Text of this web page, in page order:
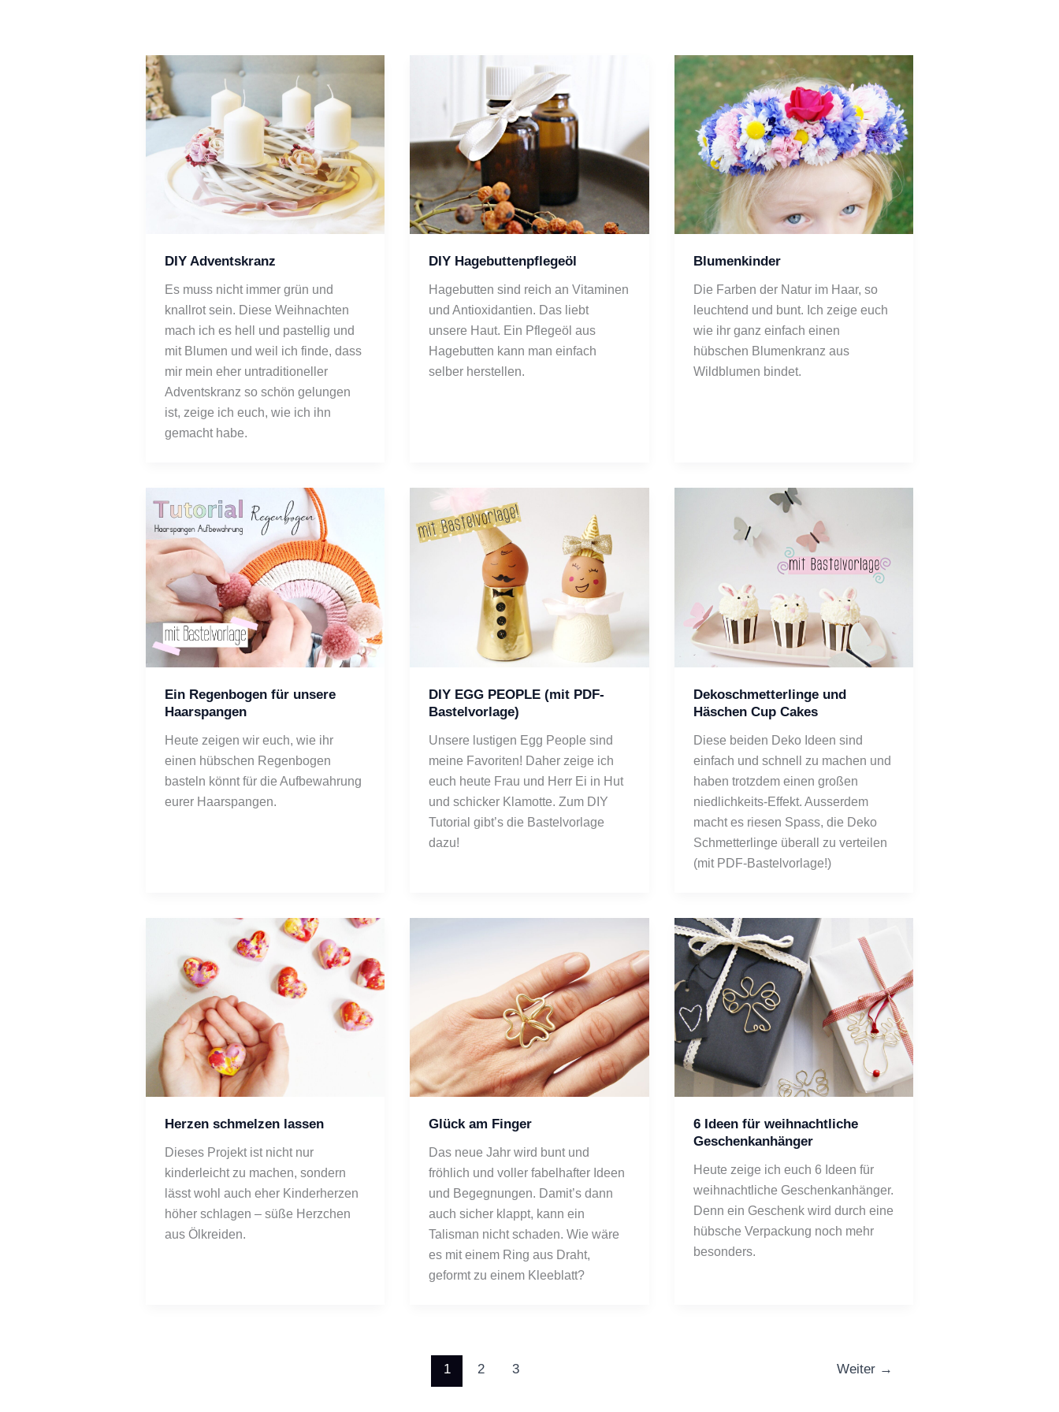
DIY Adventskranz
Es muss nicht immer grün und
knallrot sein. Diese Weihnachten
mach ich es hell und pastellig und
mit Blumen und weil ich finde, dass
mir mein eher untraditioneller
Adventskranz so schön gelungen
ist, zeige ich euch, wie ich ihn
gemacht habe.
DIY Hagebuttenpflegeöl
Hagebutten sind reich an Vitaminen
und Antioxidantien. Das liebt
unsere Haut. Ein Pflegeöl aus
Hagebutten kann man einfach
selber herstellen.
Blumenkinder
Die Farben der Natur im Haar, so
leuchtend und bunt. Ich zeige euch
wie ihr ganz einfach einen
hübschen Blumenkranz aus
Wildblumen bindet.
Ein Regenbogen für unsere
Haarspangen
Heute zeigen wir euch, wie ihr
einen hübschen Regenbogen
basteln könnt für die Aufbewahrung
eurer Haarspangen.
DIY EGG PEOPLE (mit PDF-
Bastelvorlage)
Unsere lustigen Egg People sind
meine Favoriten! Daher zeige ich
euch heute Frau und Herr Ei in Hut
und schicker Klamotte. Zum DIY
Tutorial gibt’s die Bastelvorlage
dazu!
Dekoschmetterlinge und
Häschen Cup Cakes
Diese beiden Deko Ideen sind
einfach und schnell zu machen und
haben trotzdem einen großen
niedlichkeits-Effekt. Ausserdem
macht es riesen Spass, die Deko
Schmetterlinge überall zu verteilen
(mit PDF-Bastelvorlage!)
Herzen schmelzen lassen
Dieses Projekt ist nicht nur
kinderleicht zu machen, sondern
lässt wohl auch eher Kinderherzen
höher schlagen – süße Herzchen
aus Ölkreiden.
Glück am Finger
Das neue Jahr wird bunt und
fröhlich und voller fabelhafter Ideen
und Begegnungen. Damit’s dann
auch sicher klappt, kann ein
Talisman nicht schaden. Wie wäre
es mit einem Ring aus Draht,
geformt zu einem Kleeblatt?
6 Ideen für weihnachtliche
Geschenkanhänger
Heute zeige ich euch 6 Ideen für
weihnachtliche Geschenkanhänger.
Denn ein Geschenk wird durch eine
hübsche Verpackung noch mehr
besonders.
1 2 3 Weiter →